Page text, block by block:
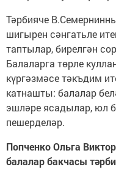
Тәрбияче
шигырен сәнгатьле
таптылар, бирелгән
Балаларга төрле
күргәзмәсе тәкъдим
катнашты: балалар
эшләре ясадылар, юл
пешерделәр.
Попченко Ольга
балалар бакчасы